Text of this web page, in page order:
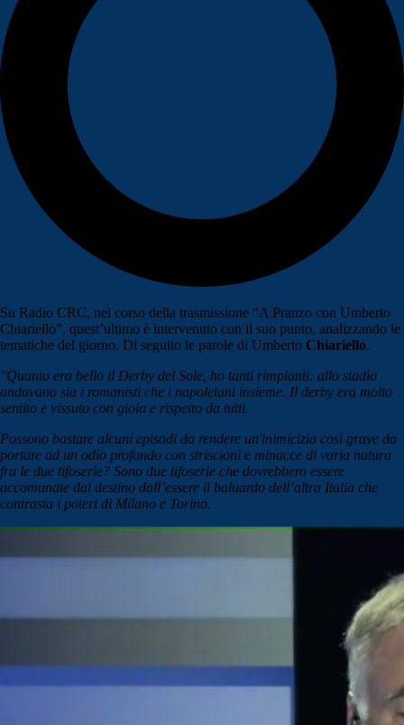
Su Radio CRC, nel corso della trasmissione “A Pranzo con Umberto
Chiariello”, quest’ultimo è intervenuto con il suo punto, analizzando le
tematiche del giorno. Di seguito le parole di Umberto Chiariello.
"Quanto era bello il Derby del Sole, ho tanti rimpianti: allo stadio
andavano sia i romanisti che i napoletani insieme. Il derby era molto
sentito e vissuto con gioia e rispetto da tutti.
Possono bastare alcuni episodi da rendere un'inimicizia così grave da
portare ad un odio profondo con striscioni e minacce di varia natura
fra le due tifoserie? Sono due tifoserie che dovrebbero essere
accomunate dal destino dall’essere il baluardo dell’altra Italia che
contrasta i poteri di Milano e Torino.